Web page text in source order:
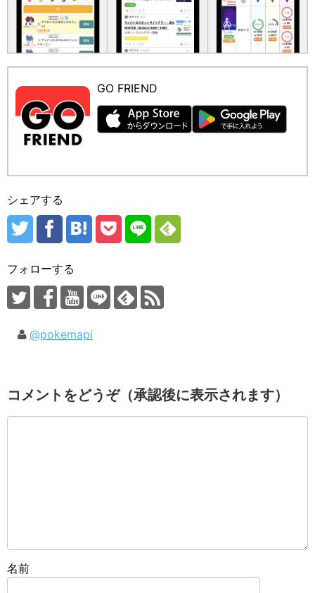
GO FRIEND
シェアする
フォローする
@pokemapi
コメントをどうぞ（承認後に表示されます）
名前